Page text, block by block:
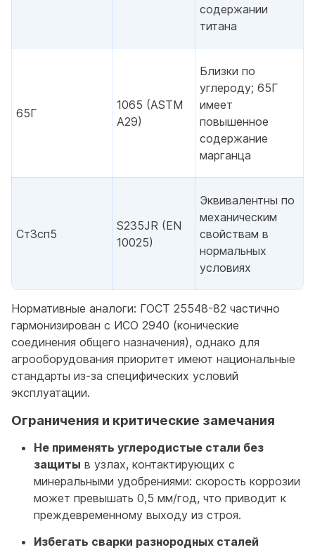
содержании
титана
65Г
1065 (ASTM
A29)
Близки по
углероду; 65Г
имеет
повышенное
содержание
марганца
Ст3сп5
S235JR (EN
10025)
Эквивалентны по
механическим
свойствам в
нормальных
условиях
Нормативные аналоги: ГОСТ 25548-82 частично
гармонизирован с ИСО 2940 (конические
соединения общего назначения), однако для
агрооборудования приоритет имеют национальные
стандарты из-за специфических условий
эксплуатации.
Ограничения и критические замечания
Не применять углеродистые стали без
защиты в узлах, контактирующих с
минеральными удобрениями: скорость коррозии
может превышать 0,5 мм/год, что приводит к
преждевременному выходу из строя.
Избегать сварки разнородных сталей